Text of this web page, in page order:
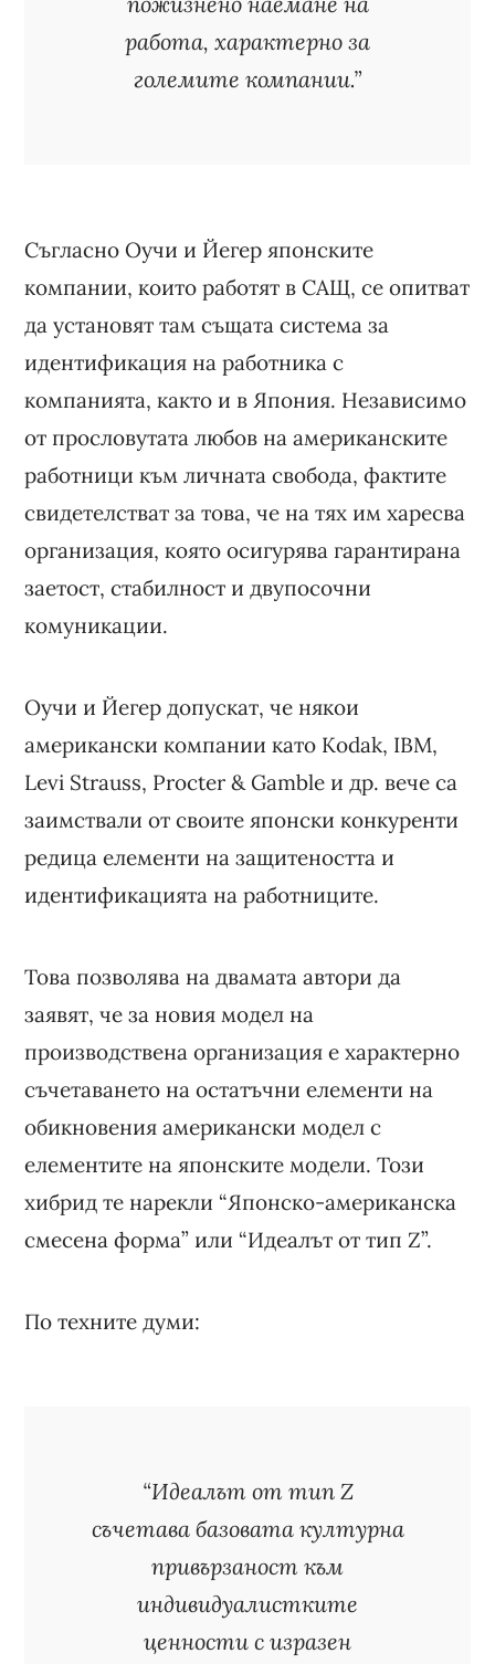
работа, характерно за
големите компании.”
Съгласно Оучи и Йегер японските
компании, които работят в САЩ, се опитват
да установят там същата система за
идентификация на работника с
компанията, както и в Япония. Независимо
от прословутата любов на американските
работници към личната свобода, фактите
свидетелстват за това, че на тях им харесва
организация, която осигурява гарантирана
заетост, стабилност и двупосочни
комуникации.
Оучи и Йегер допускат, че някои
американски компании като Kodak, IBM,
Levi Strauss, Procter & Gamble и др. вече са
заимствали от своите японски конкуренти
редица елементи на защитеността и
идентификацията на работниците.
Това позволява на двамата автори да
заявят, че за новия модел на
производствена организация е характерно
съчетаването на остатъчни елементи на
обикновения американски модел с
елементите на японските модели. Този
хибрид те нарекли “Японско-американска
смесена форма” или “Идеалът от тип Z”.
По техните думи:
“Идеалът от тип Z
съчетава базовата културна
привързаност към
индивидуалистките
ценности с изразен